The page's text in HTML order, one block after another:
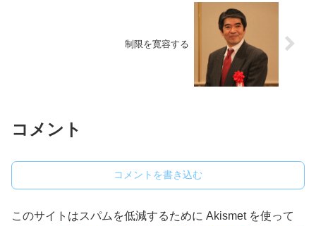
制限を寛容する
コメント
コメントを書き込む
このサイトはスパムを低減するために Akismet を使って